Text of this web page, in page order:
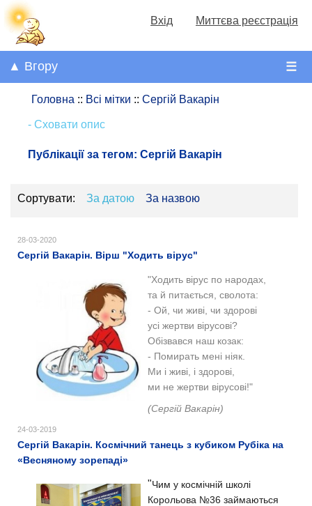
Вхід Миттєва реєстрація
☰
▲ Вгору
Головна :: Всі мітки :: Сергій Вакарін
- Сховати опис
Публікації за тегом: Сергій Вакарін
Сортувати: За датою За назвою
28-03-2020
Сергій Вакарін. Вірш "Ходить вірус"
"Ходить вірус по народах,
та й питається, сволота:
- Ой, чи живі, чи здорові
усі жертви вірусові?
Обізвався наш козак:
- Помирать мені ніяк.
Ми і живі, і здорові,
ми не жертви вірусові!"
(Сергій Вакарін)
24-03-2019
Сергій Вакарін. Космічний танець з кубиком Рубіка на
«Весняному зорепаді»
"Чим у космічній школі
Корольова №36 займаються